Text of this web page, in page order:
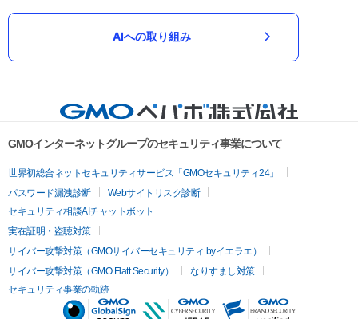
AIへの取り組み
GMOインターネットグループのセキュリティ事業について
世界初総合ネットセキュリティサービス「GMOセキュリティ24」
パスワード漏洩診断
Webサイトリスク診断
セキュリティ相談AIチャットボット
実在証明・盗聴対策
サイバー攻撃対策（GMOサイバーセキュリティ byイエラエ）
サイバー攻撃対策（GMO Flatt Security）
なりすまし対策
セキュリティ事業の軌跡